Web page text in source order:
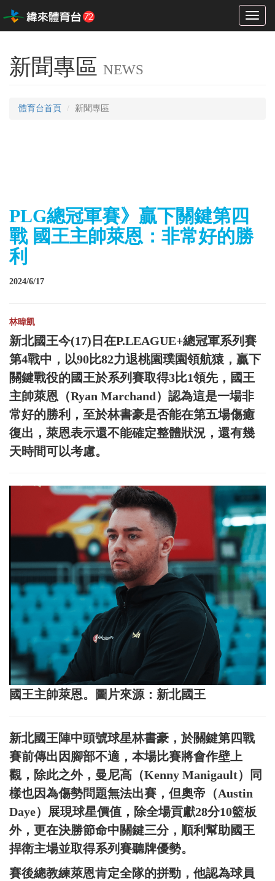
Toggle
新聞專區 NEWS
體育台首頁 新聞專區
PLG總冠軍賽》贏下關鍵第四
戰 國王主帥萊恩：非常好的勝
利
2024/6/17
林暐凱
新北國王今(17)日在P.LEAGUE+總冠軍系列賽
第4戰中，以90比82力退桃園璞園領航猿，贏下
關鍵戰役的國王於系列賽取得3比1領先，國王
主帥萊恩（Ryan Marchand）認為這是一場非
常好的勝利，至於林書豪是否能在第五場傷癒
復出，萊恩表示還不能確定整體狀況，還有幾
天時間可以考慮。
國王主帥萊恩。圖片來源：新北國王
新北國王陣中頭號球星林書豪，於關鍵第四戰
賽前傳出因腳部不適，本場比賽將會作壁上
觀，除此之外，曼尼高（Kenny Manigault）同
樣也因為傷勢問題無法出賽，但奧帝（Austin
Daye）展現球星價值，除全場貢獻28分10籃板
外，更在決勝節命中關鍵三分，順利幫助國王
捍衛主場並取得系列賽聽牌優勢。
賽後總教練萊恩肯定全隊的拼勁，他認為球員